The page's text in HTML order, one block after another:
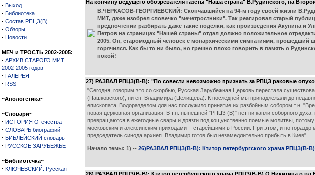
· Выход
· Библиотека
· Состав РПЦЗ(В)
· Обзоры
· Новости
МЕЧ и ТРОСТЬ 2002-2005:
· АРХИВ СТАРОГО МИТ
2002-2005 годов
· ГАЛЕРЕЯ
· RSS
~Апологетика~
~Словари~
· ИСТОРИЯ Отечества
· СЛОВАРЬ биографий
· БИБЛЕЙСКИЙ словарь
· РУССКОЕ ЗАРУБЕЖЬЕ
~Библиотечка~
· КЛЮЧЕВСКИЙ: Русская
На кончину ведущего обозревателя газеты "Наша страна" В.Рудинского, на
В.ЧЕРКАСОВ-ГЕОРГИЕВСКИЙ: Скончавшийся на 94-м году своей жизни
МИТ, даже изобрел словечко "мечетростники". Так реагировал старый
предпочтении разбирать даже такие поделки, как произведения Акунина и
Петров на страницах "Нашей страны" отдал должно положительное
2005. Он, старомодный человек с монархическими симпатиями, прошедший
горячился. Как бы то ни было, но грешно плохо говорить в память о
покой!
27) РАЗВАЛ РПЦЗ(В-В): "По совести невозможно признать за РПЦЗ раковые
"Сегодня, говорим это со скорбью, Русская Зарубежная Церковь перестала
(Пашковского), ни еп. Владимира (Целищева). К последней мы принадлежали до
епископата. Водоразделом для нас послужило принятие их разбойным собором т.н.
новая церковная организация. В т.н. нынешней "РПЦЗ (В)" нет ни капли соборного
превращаются в ежегодные свары и дрязги под кощунственно поемые молитвы,
московским и алексинским приходами - старейшими в России. При этом, и по
председатель синода архиеп. Владимир готов был незамедлительно прибыть в Киев".
Начало темы: 1) -- 26)РАЗВАЛ РПЦЗ(В-В): Ктитор петербургского храма РПЦЗ(В-